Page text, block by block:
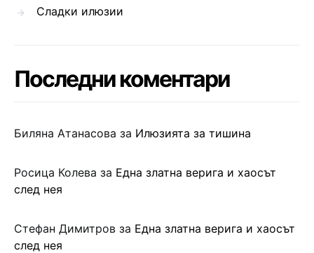
Сладки илюзии
Последни коментари
Биляна Атанасова за Илюзията за тишина
Росица Колева за Една златна верига и хаосът
след нея
Стефан Димитров за Една златна верига и хаосът
след нея